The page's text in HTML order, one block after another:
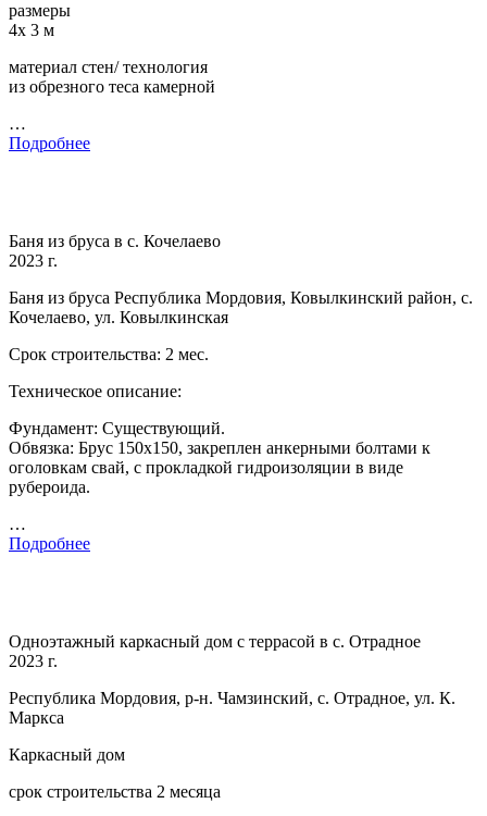
размеры
4х 3 м
материал стен/ технология
из обрезного теса камерной
…
Подробнее
Баня из бруса в с. Кочелаево
2023 г.
Баня из бруса Республика Мордовия, Ковылкинский район, с.
Кочелаево, ул. Ковылкинская
Срок строительства: 2 мес.
Техническое описание:
Фундамент: Существующий.
Обвязка: Брус 150х150, закреплен анкерными болтами к
оголовкам свай, с прокладкой гидроизоляции в виде
рубероида.
…
Подробнее
Одноэтажный каркасный дом с террасой в с. Отрадное
2023 г.
Республика Мордовия, р-н. Чамзинский, с. Отрадное, ул. К.
Маркса
Каркасный дом
срок строительства 2 месяца